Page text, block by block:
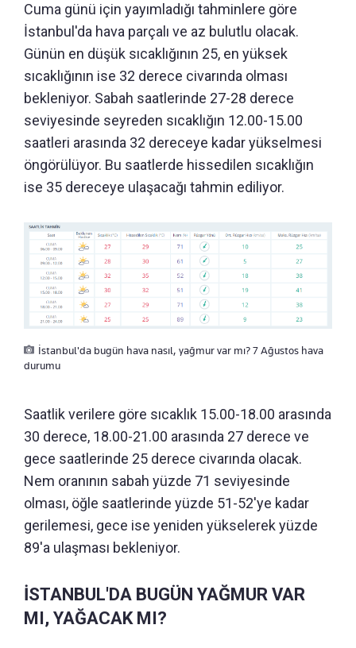
Cuma günü için yayımladığı tahminlere göre
İstanbul'da hava parçalı ve az bulutlu olacak.
Günün en düşük sıcaklığının 25, en yüksek
sıcaklığının ise 32 derece civarında olması
bekleniyor. Sabah saatlerinde 27-28 derece
seviyesinde seyreden sıcaklığın 12.00-15.00
saatleri arasında 32 dereceye kadar yükselmesi
öngörülüyor. Bu saatlerde hissedilen sıcaklığın
ise 35 dereceye ulaşacağı tahmin ediliyor.
İstanbul'da bugün hava nasıl, yağmur var mı? 7 Ağustos hava
durumu
Saatlik verilere göre sıcaklık 15.00-18.00 arasında
30 derece, 18.00-21.00 arasında 27 derece ve
gece saatlerinde 25 derece civarında olacak.
Nem oranının sabah yüzde 71 seviyesinde
olması, öğle saatlerinde yüzde 51-52'ye kadar
gerilemesi, gece ise yeniden yükselerek yüzde
89'a ulaşması bekleniyor.
İSTANBUL'DA BUGÜN YAĞMUR VAR
MI, YAĞACAK MI?